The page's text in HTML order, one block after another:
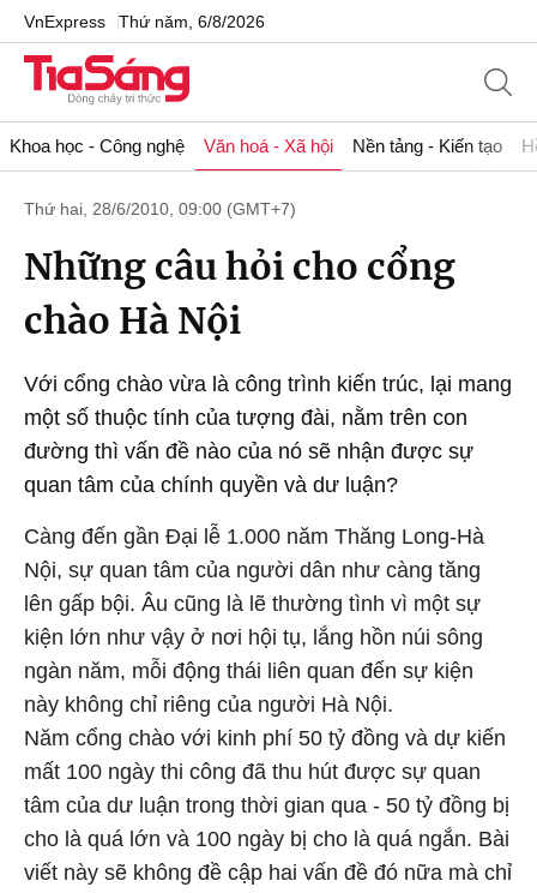
VnExpress Thứ năm, 6/8/2026
Khoa học - Công nghệ Văn hoá - Xã hội Nền tảng - Kiến tạo
Thứ hai, 28/6/2010, 09:00 (GMT+7)
Những câu hỏi cho cổng
chào Hà Nội
Với cổng chào vừa là công trình kiến trúc, lại mang
một số thuộc tính của tượng đài, nằm trên con
đường thì vấn đề nào của nó sẽ nhận được sự
quan tâm của chính quyền và dư luận?
Càng đến gần Đại lễ 1.000 năm Thăng Long-Hà
Nội, sự quan tâm của người dân như càng tăng
lên gấp bội. Âu cũng là lẽ thường tình vì một sự
kiện lớn như vậy ở nơi hội tụ, lắng hồn núi sông
ngàn năm, mỗi động thái liên quan đến sự kiện
này không chỉ riêng của người Hà Nội.
Năm cổng chào với kinh phí 50 tỷ đồng và dự kiến
mất 100 ngày thi công đã thu hút được sự quan
tâm của dư luận trong thời gian qua - 50 tỷ đồng bị
cho là quá lớn và 100 ngày bị cho là quá ngắn. Bài
viết này sẽ không đề cập hai vấn đề đó nữa mà chỉ